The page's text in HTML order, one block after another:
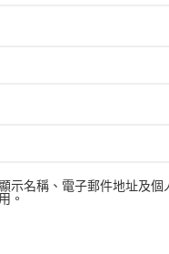
示名稱、電子郵件地址及個
。